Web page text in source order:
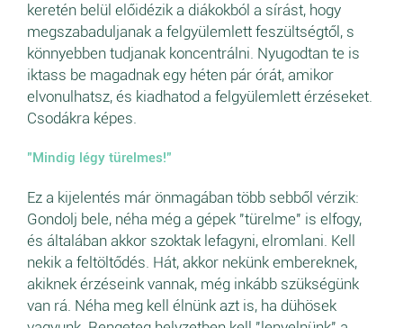
keretén belül előidézik a diákokból a sírást, hogy
megszabaduljanak a felgyülemlett feszültségtől, s
könnyebben tudjanak koncentrálni. Nyugodtan te is
iktass be magadnak egy héten pár órát, amikor
elvonulhatsz, és kiadhatod a felgyülemlett érzéseket.
Csodákra képes.
"Mindig légy türelmes!"
Ez a kijelentés már önmagában több sebből vérzik:
Gondolj bele, néha még a gépek "türelme" is elfogy,
és általában akkor szoktak lefagyni, elromlani. Kell
nekik a feltöltődés. Hát, akkor nekünk embereknek,
akiknek érzéseink vannak, még inkább szükségünk
van rá. Néha meg kell élnünk azt is, ha dühösek